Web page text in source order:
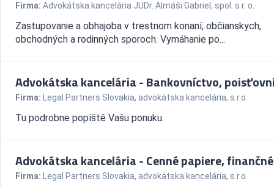
Firma: Advokátska kancelária JUDr. Almáši Gabriel, spol. s r. o.
Zastupovanie a obhajoba v trestnom konaní, občianskych,
obchodných a rodinných sporoch. Vymáhanie po...
Advokátska kancelária - Bankovníctvo,
Firma: Legal Partners Slovakia, advokátska kancelária, s.r.o.
Tu podrobne popíště Vašu ponuku.
Advokátska kancelária - Cenné papiere,
Firma: Legal Partners Slovakia, advokátska kancelária, s.r.o.